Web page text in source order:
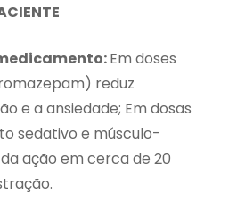
Em doses
reduz
e a ansiedade; Em dosas
sedativo e músculo-
ação em cerca de 20